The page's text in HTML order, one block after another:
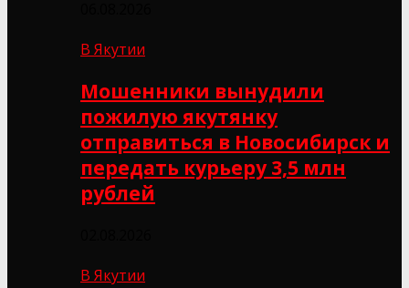
В Якутии
Мошенники вынудили
пожилую якутянку
отправиться в Новосибирск и
передать курьеру 3,5 млн
рублей
В Якутии